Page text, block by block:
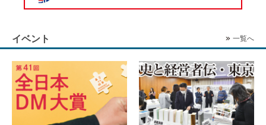
イベント 一覧へ